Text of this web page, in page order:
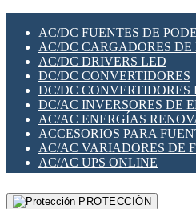
SWITCH Y MICROSWITCH
TARJETAS PI
UNIÓN Y DERIVACIÓN DE
PLACAS MODULARES
SWITCHES Y REDES WIFI
SOLUCIONES IOT
SOLUCIONES LORAWAN
SOLUCIONES RED
SEGURIDAD PARA REDES
SWITCHES LAN
TELEFONÍA IP (VOIP)
VIGILANCIA IP (CCTV)
MESHTASTIC
AC/DC FUENTES DE
AC/DC CARGADORES DE
AC/DC DRIVERS LED
DC/DC CONVERTIDORES
DC/DC CONVERTIDORES
DC/AC INVERSORES DE
AC/AC ENERGÍAS
ACCESORIOS PARA
AC/AC VARIADORES DE
AC/AC UPS ONLINE
PROTECCIÓN